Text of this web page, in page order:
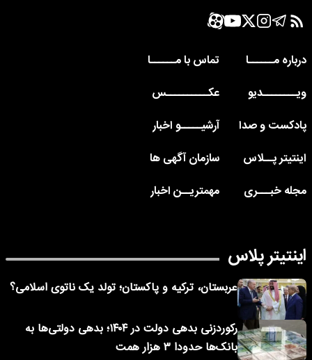
درباره مــــــا
تماس با مــــــا
ویــــــــدیو
عکــــــــــس
پادکست و صدا
آرشیـــــو اخبار
اینتیتر پــلاس
سازمان آگهی ها
مجله خبـــری
مهمتریــن اخبار
اینتیتر پلاس
عربستان، ترکیه و پاکستان؛ تولد یک ناتوی اسلامی؟
رکوردزنی بدهی دولت در ۱۴۰۴؛ بدهی دولتی‌ها به
بانک‌ها حدودا ۳ هزار همت